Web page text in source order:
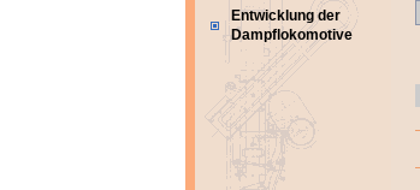
Entwicklung der
Dampflokomotive